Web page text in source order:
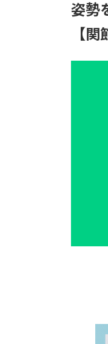
姿勢
【